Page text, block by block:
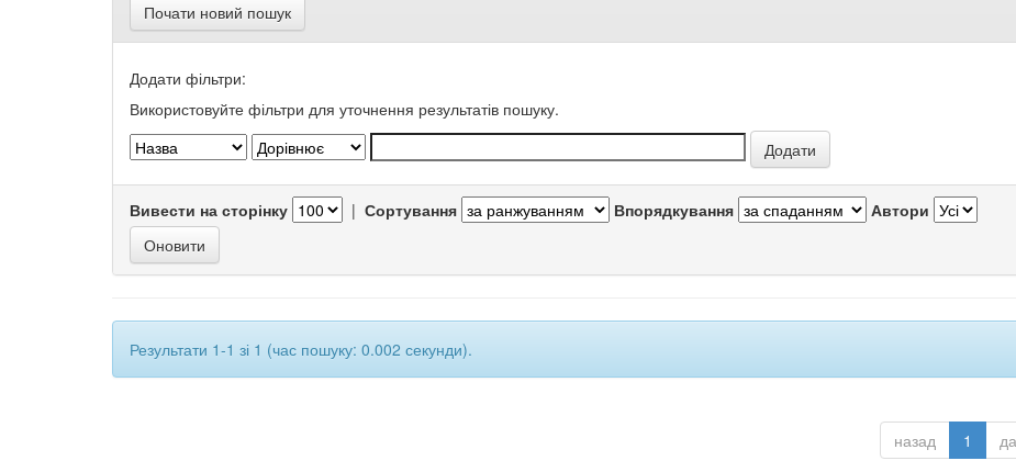
Почати новий пошук
Додати фільтри:
Використовуйте фільтри для уточнення результатів пошуку.
Вивести на сторінку | Сортування Впорядкування Автори
Результати 1-1 зі 1 (час пошуку: 0.002 секунди).
назад 1